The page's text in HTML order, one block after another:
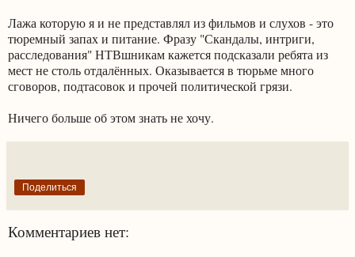
Лажа которую я и не представлял из фильмов и слухов - это
тюремный запах и питание. Фразу "Скандалы, интриги,
расследования" НТВшникам кажется подсказали ребята из
мест не столь отдалённых. Оказывается в тюрьме много
сговоров, подтасовок и прочей политической грязи.
Ничего больше об этом знать не хочу.
Поделиться
Комментариев нет: